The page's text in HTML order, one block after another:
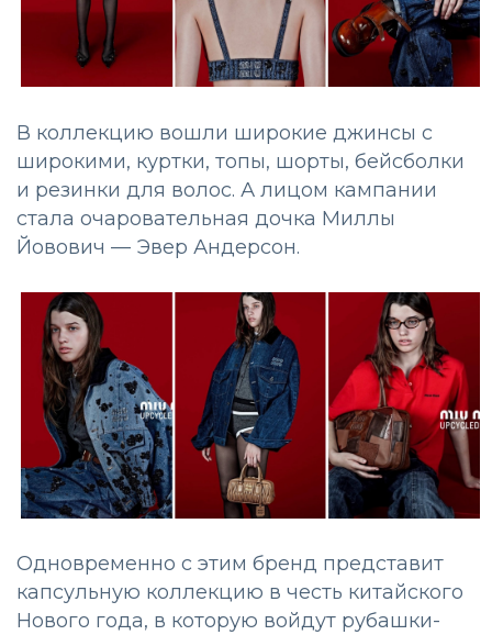
В коллекцию вошли широкие джинсы с
широкими, куртки, топы, шорты, бейсболки
и резинки для волос. А лицом кампании
стала очаровательная дочка Миллы
Йовович — Эвер Андерсон.
Одновременно с этим бренд представит
капсульную коллекцию в честь китайского
Нового года, в которую войдут рубашки-